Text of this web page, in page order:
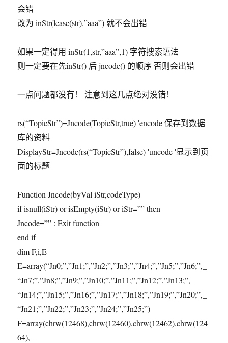
会错
改为 inStr(lcase(str),”aaa”) 就不会出错
如果一定得用 inStr(1,str,”aaa”,1) 字符搜索语法
则一定要在先inStr() 后 jncode() 的顺序 否则会出错
一点问题都没有！ 注意到这几点绝对没错！
rs(“TopicStr”)=Jncode(TopicStr,true) 'encode 保存到数据
库的资料
DisplayStr=Jncode(rs(“TopicStr”),false) 'uncode '显示到页
面的标题
Function Jncode(byVal iStr,codeType)
if isnull(iStr) or isEmpty(iStr) or iStr=”” then
Jncode=”” : Exit function
end if
dim F,i,E
E=array(“Jn0;”,”Jn1;”,”Jn2;”,”Jn3;”,”Jn4;”,”Jn5;”,”Jn6;”,_
“Jn7;”,”Jn8;”,”Jn9;”,”Jn10;”,”Jn11;”,”Jn12;”,”Jn13;”,_
“Jn14;”,”Jn15;”,”Jn16;”,”Jn17;”,”Jn18;”,”Jn19;”,”Jn20;”,_
“Jn21;”,”Jn22;”,”Jn23;”,”Jn24;”,”Jn25;”)
F=array(chrw(12468),chrw(12460),chrw(12462),chrw(124
64),_